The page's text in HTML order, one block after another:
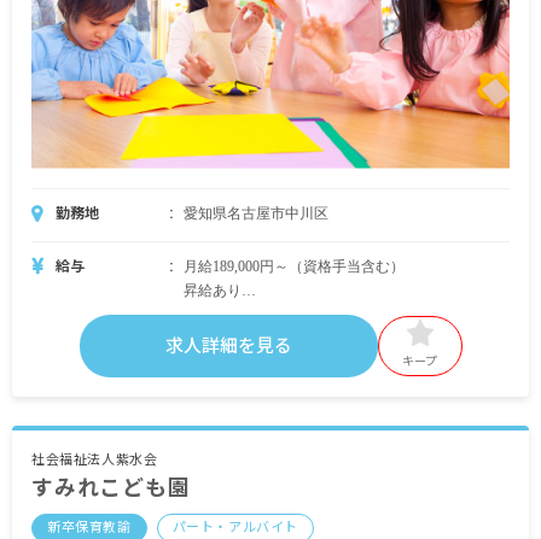
勤務地 愛知県名古屋市中川区
給与
月給189,000円～（資格手当含む）
昇給あり
賞与年2回（初年度1.5ヵ月／2年目以降3ヵ月）
求人詳細を見る
キープ
社会福祉法人紫水会
すみれこども園
新卒保育教諭 パート・アルバイト